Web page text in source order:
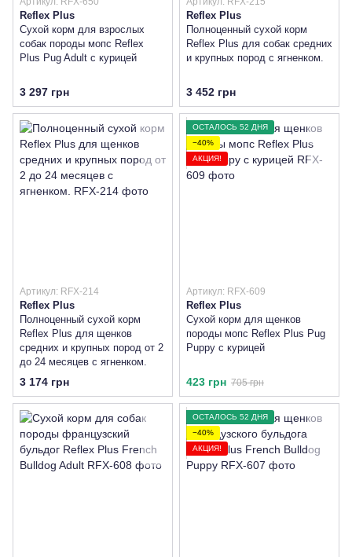
Reflex Plus
Сухой корм для взрослых
собак породы мопс Reflex
Plus Pug Adult с курицей
3 297 грн
Reflex Plus
Полноценный сухой корм
Reflex Plus для собак средних
и крупных пород с ягненком.
3 452 грн
Артикул: RFX-214
Reflex Plus
Полноценный сухой корм
Reflex Plus для щенков
средних и крупных пород от 2
до 24 месяцев с ягненком.
3 174 грн
ОСТАЛОСЬ 52 ДНЯ
−40%
АКЦИЯ!
Артикул: RFX-609
Reflex Plus
Сухой корм для щенков
породы мопс Reflex Plus Pug
Puppy с курицей
423 грн 705 грн
ОСТАЛОСЬ 52 ДНЯ
−40%
АКЦИЯ!